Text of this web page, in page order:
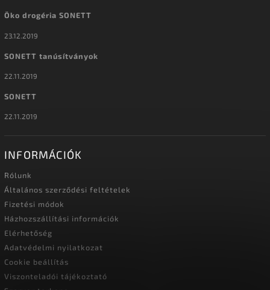
Öko drogéria SONETT
23.12.2019
SONETT tanúsítványok
22.11.2019
SONETT
22.11.2019
INFORMÁCIÓK
Rólunk
Általános szerződési feltételek
Fizetési módok
Házhozszállítási információk
Elérhetőség
Adatvédelmi nyilatkozat
Cookie beállítás
Viszonteladói tájékoztató